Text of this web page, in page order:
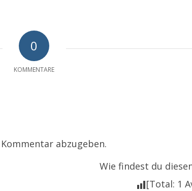
0
KOMMENTARE
abzugeben.
Wie findest du
[Total: 1